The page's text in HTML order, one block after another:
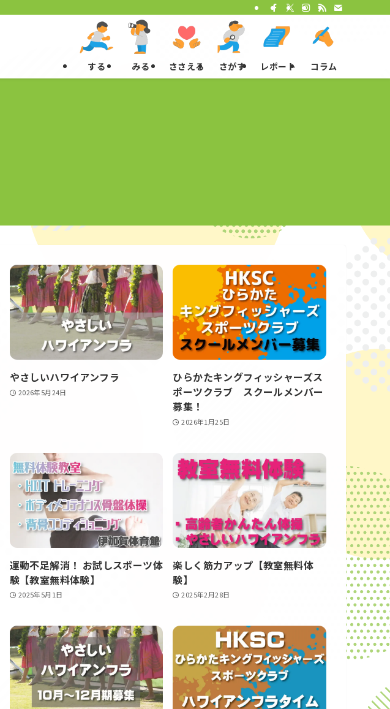
する みる ささえる さがす レポート コラム
やさしいハワイアンフラ
2026年5月24日
ひらかたキングフィッシャーズス
ポーツクラブ スクールメンバー
募集！
2026年1月25日
運動不足解消！ お試しスポーツ体
験【教室無料体験】
2025年5月1日
楽しく筋力アップ【教室無料体
験】
2025年2月28日